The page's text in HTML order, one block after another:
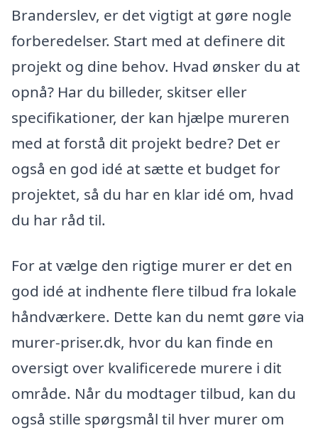
Branderslev, er det vigtigt at gøre nogle
forberedelser. Start med at definere dit
projekt og dine behov. Hvad ønsker du at
opnå? Har du billeder, skitser eller
specifikationer, der kan hjælpe mureren
med at forstå dit projekt bedre? Det er
også en god idé at sætte et budget for
projektet, så du har en klar idé om, hvad
du har råd til.
For at vælge den rigtige murer er det en
god idé at indhente flere tilbud fra lokale
håndværkere. Dette kan du nemt gøre via
murer-priser.dk, hvor du kan finde en
oversigt over kvalificerede murere i dit
område. Når du modtager tilbud, kan du
også stille spørgsmål til hver murer om